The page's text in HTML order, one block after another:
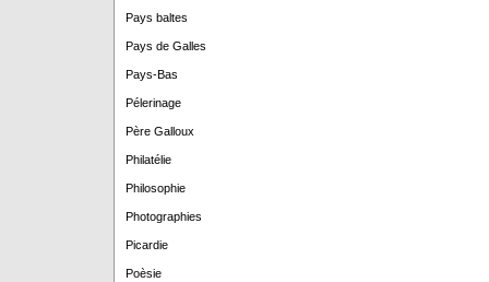
Pays baltes
Pays de Galles
Pays-Bas
Pélerinage
Père Galloux
Philatélie
Philosophie
Photographies
Picardie
Poèsie